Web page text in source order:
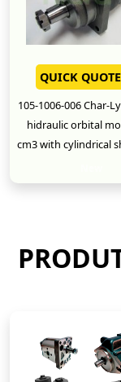
QUICK QUOTE
105-1006-006 Char-
hidraulic orbital
cm3 with cylindrical